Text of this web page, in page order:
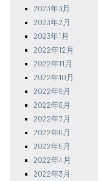
2023年3月
2023年2月
2023年1月
2022年12月
2022年11月
2022年10月
2022年9月
2022年8月
2022年7月
2022年6月
2022年5月
2022年4月
2022年3月